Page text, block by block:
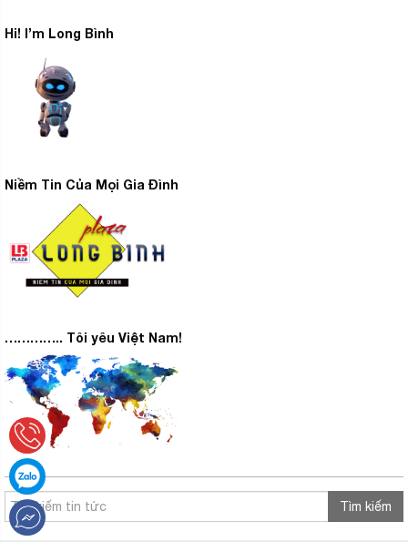
Hi! I’m Long Bình
Niềm Tin Của Mọi Gia Đình
………….. Tôi yêu Việt Nam!
Tìm kiếm